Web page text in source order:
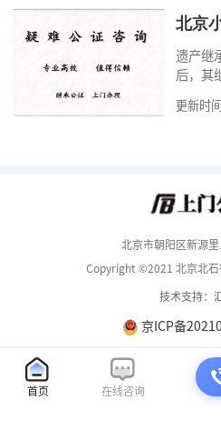
料外，
京婚前
有利于
北京
遗产继
后，其
的证明
拿着
费。我
更新时
首页 在线咨询
北京市朝阳区新源
Copyright ©2021 北京北石
技术支持：
京ICP备